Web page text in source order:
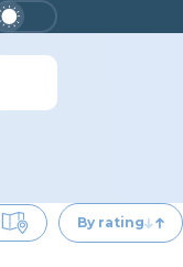
By rating